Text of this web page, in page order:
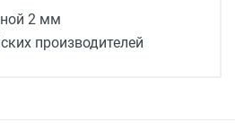
2 мм
производителей